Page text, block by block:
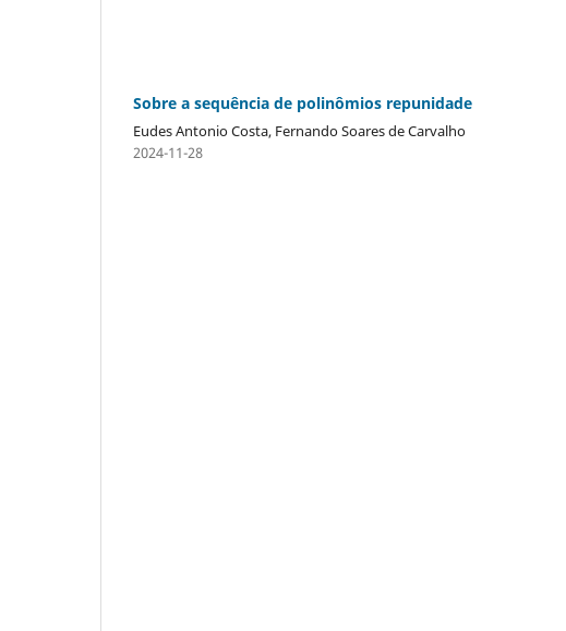
Sobre a sequência de polinômios repunidade
Eudes Antonio Costa, Fernando Soares de Carvalho
2024-11-28